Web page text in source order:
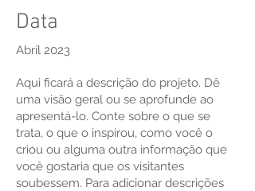
Data
Abril 2023
Aqui ficará a descrição do projeto. Dê
uma visão geral ou se aprofunde ao
apresentá-lo. Conte sobre o que se
trata, o que o inspirou, como você o
criou ou alguma outra informação que
você gostaria que os visitantes
soubessem. Para adicionar descrições